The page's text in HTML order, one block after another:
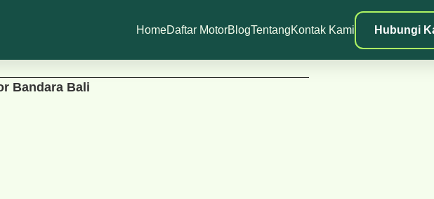
HomeDaftar MotorBlogTentangKontak Kami Hubungi
Bandara Bali